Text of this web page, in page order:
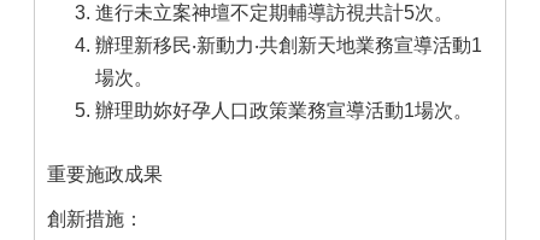
進行未立案神壇不定期輔導訪視共計5次。
辦理新移民‧新動力‧共創新天地業務宣導活動1
場次。
辦理助妳好孕人口政策業務宣導活動1場次。
重要施政成果
創新措施：